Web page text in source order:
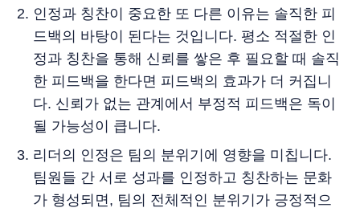
인정과 칭찬이 중요한 또 다른 이유는 솔직한 피
드백의 바탕이 된다는 것입니다. 평소 적절한 인
정과 칭찬을 통해 신뢰를 쌓은 후 필요할 때 솔직
한 피드백을 한다면 피드백의 효과가 더 커집니
다. 신뢰가 없는 관계에서 부정적 피드백은 독이
될 가능성이 큽니다.
리더의 인정은 팀의 분위기에 영향을 미칩니다.
팀원들 간 서로 성과를 인정하고 칭찬하는 문화
가 형성되면, 팀의 전체적인 분위기가 긍정적으